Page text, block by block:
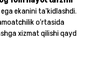
ekanini ta’kidlashdi.
o‘rtasida
xizmat qilishi qayd